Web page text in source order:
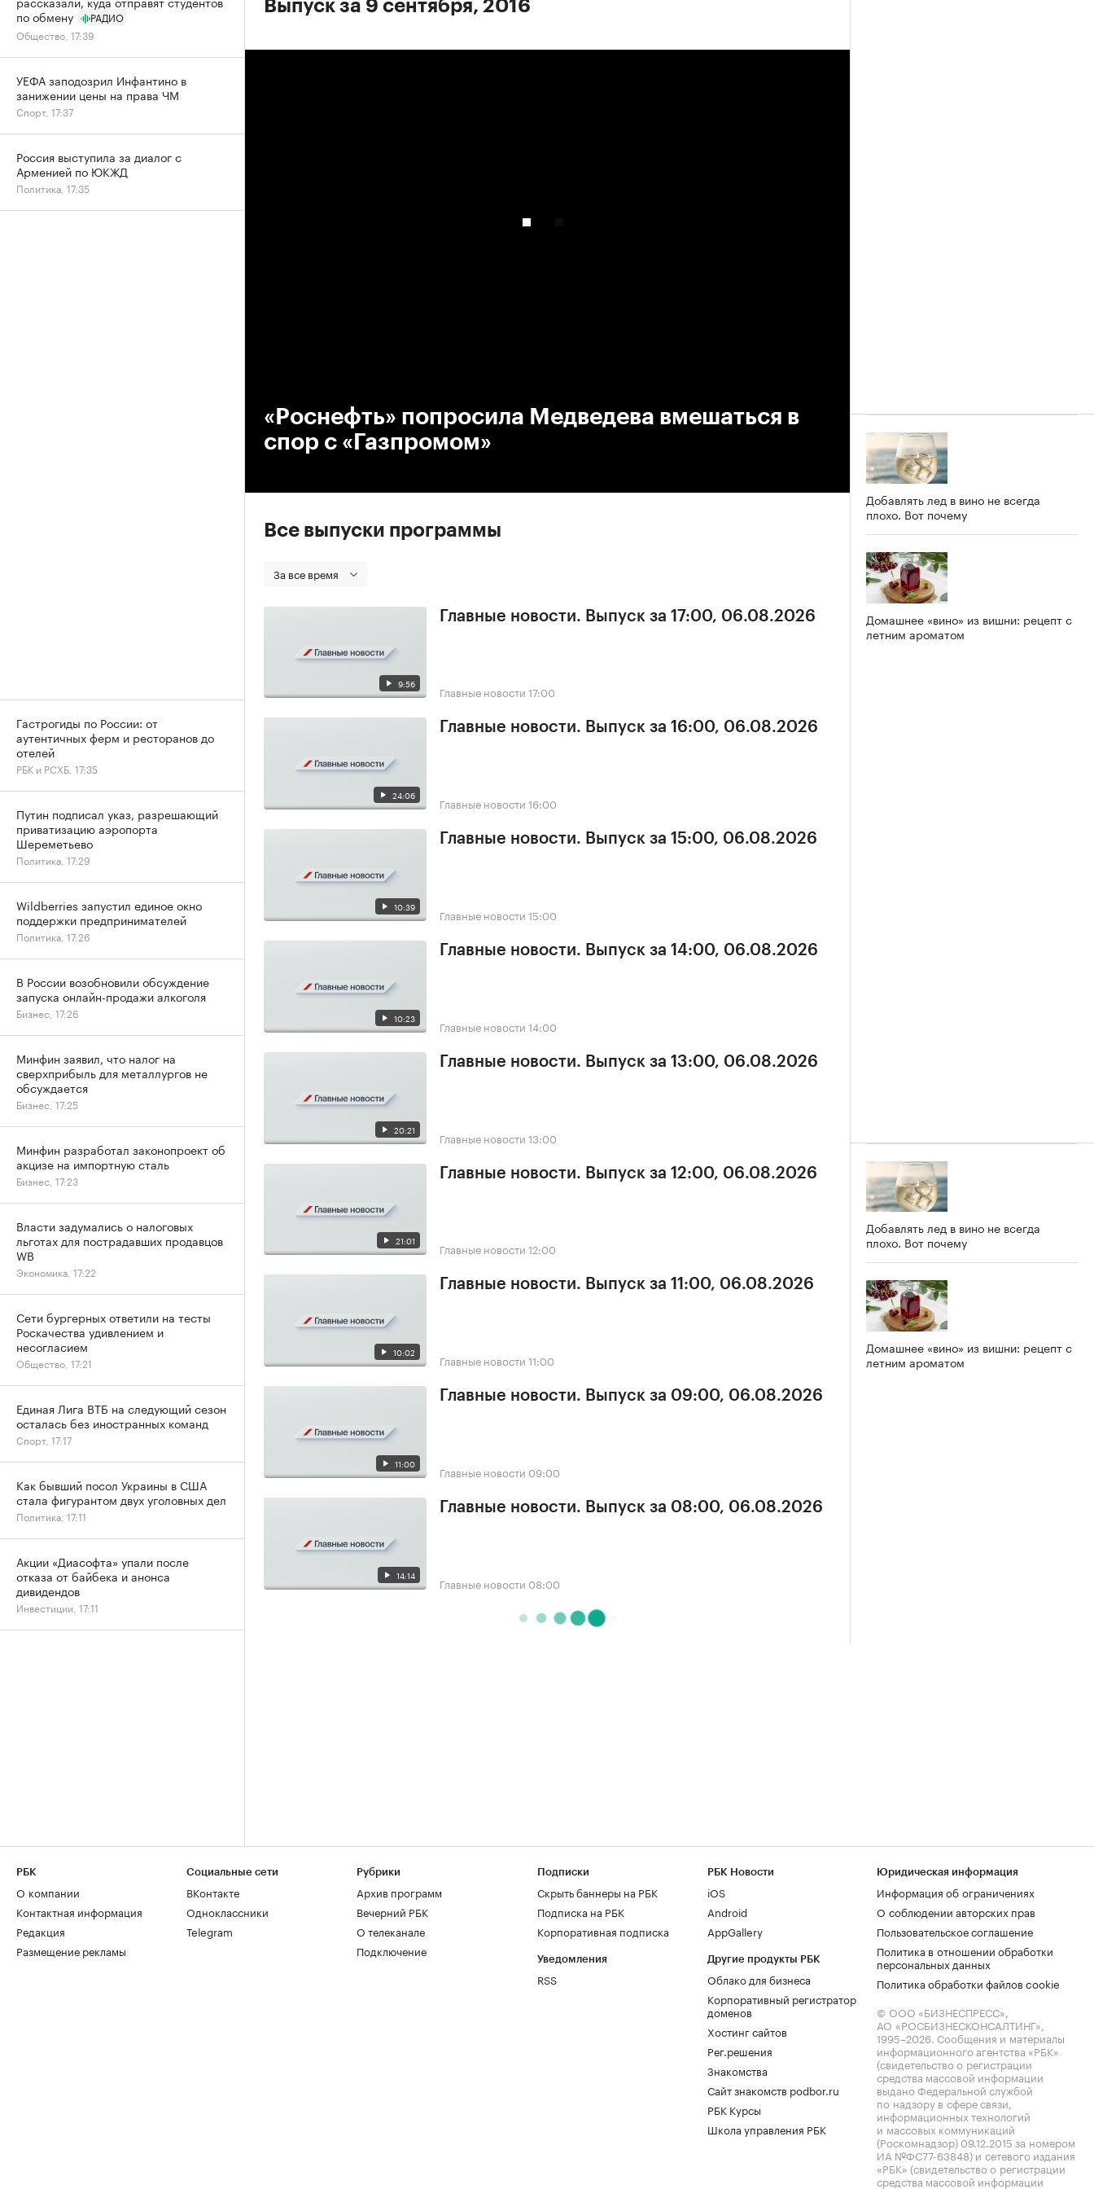
Выпуск за 9 сентября, 2016
«Роснефть» попросила Медведева вмешаться в
спор с «Газпромом»
Все выпуски программы
За все время
9:56
Главные новости. Выпуск за 17:00, 06.08.2026
Главные новости 17:00
24:06
Главные новости. Выпуск за 16:00, 06.08.2026
Главные новости 16:00
10:39
Главные новости. Выпуск за 15:00, 06.08.2026
Главные новости 15:00
10:23
Главные новости. Выпуск за 14:00, 06.08.2026
Главные новости 14:00
20:21
Главные новости. Выпуск за 13:00, 06.08.2026
Главные новости 13:00
21:01
Главные новости. Выпуск за 12:00, 06.08.2026
Главные новости 12:00
10:02
Главные новости. Выпуск за 11:00, 06.08.2026
Главные новости 11:00
11:00
Главные новости. Выпуск за 09:00, 06.08.2026
Главные новости 09:00
14:14
Главные новости. Выпуск за 08:00, 06.08.2026
Главные новости 08:00
Добавлять лед в вино не всегда
плохо. Вот почему
Домашнее «вино» из вишни: рецепт с
летним ароматом
Добавлять лед в вино не всегда
плохо. Вот почему
Домашнее «вино» из вишни: рецепт с
летним ароматом
по обмену
РАДИО
Общество, 17:39
УЕФА заподозрил Инфантино в
занижении цены на права ЧМ
Спорт, 17:37
Россия выступила за диалог с
Арменией по ЮКЖД
Политика, 17:35
Гастрогиды по России: от
аутентичных ферм и ресторанов до
отелей
РБК и РСХБ, 17:35
Путин подписал указ, разрешающий
приватизацию аэропорта
Шереметьево
Политика, 17:29
Wildberries запустил единое окно
поддержки предпринимателей
Политика, 17:26
В России возобновили обсуждение
запуска онлайн-продажи алкоголя
Бизнес, 17:26
Минфин заявил, что налог на
сверхприбыль для металлургов не
обсуждается
Бизнес, 17:25
Минфин разработал законопроект об
акцизе на импортную сталь
Бизнес, 17:23
Власти задумались о налоговых
льготах для пострадавших продавцов
WB
Экономика, 17:22
Сети бургерных ответили на тесты
Роскачества удивлением и
несогласием
Общество, 17:21
Единая Лига ВТБ на следующий сезон
осталась без иностранных команд
Спорт, 17:17
Как бывший посол Украины в США
стала фигурантом двух уголовных дел
Политика, 17:11
Акции «Диасофта» упали после
отказа от байбека и анонса
дивидендов
Инвестиции, 17:11
РБК
О компании
Контактная информация
Редакция
Размещение рекламы
Социальные сети
ВКонтакте
Одноклассники
Telegram
Рубрики
Архив программ
Вечерний РБК
О телеканале
Подключение
Подписки
Скрыть баннеры на РБК
Подписка на РБК
Корпоративная подписка
Уведомления
RSS
РБК Новости
iOS
Android
AppGallery
Другие продукты РБК
Облако для бизнеса
Корпоративный регистратор
доменов
Хостинг сайтов
Рег.решения
Знакомства
Сайт знакомств podbor.ru
РБК Курсы
Школа управления РБК
Юридическая информация
Информация об ограничениях
О соблюдении авторских прав
Пользовательское соглашение
Политика в отношении обработки
персональных данных
Политика обработки файлов cookie
© ООО «БИЗНЕСПРЕСС»,
АО «РОСБИЗНЕСКОНСАЛТИНГ»,
1995–2026. Сообщения и материалы
информационного агентства «РБК»
(свидетельство о регистрации
средства массовой информации
выдано Федеральной службой
по надзору в сфере связи,
информационных технологий
и массовых коммуникаций
(Роскомнадзор) 09.12.2015 за номером
ИА №ФС77-63848) и сетевого издания
«РБК» (свидетельство о регистрации
средства массовой информации